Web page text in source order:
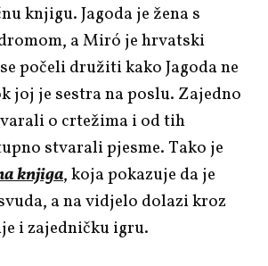
knjigu. Jagoda je žena s
a Miró je hrvatski
počeli družiti kako Jagoda ne
joj je sestra na poslu. Zajedno
o crtežima i od tih
stvarali pjesme. Tako je
knjiga, koja pokazuje da je
a na vidjelo dolazi kroz
i zajedničku igru.